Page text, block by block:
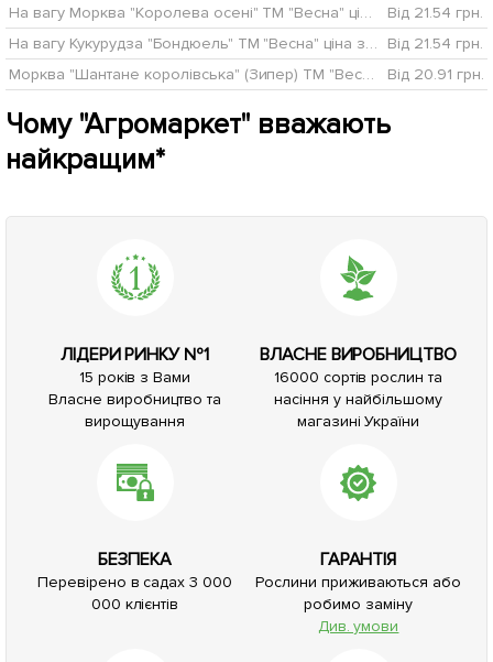
На вагу Морква "Королева осені" ТМ "Весна" ціна за 10г
Від 21.54 грн.
На вагу Кукурудза "Бондюель" ТМ "Весна" ціна за 40г
Від 21.54 грн.
Морква "Шантане королівська" (Зипер) ТМ "Весна" 5г
Від 20.91 грн.
Чому "Агромаркет" вважають
найкращим*
ЛІДЕРИ РИНКУ №1
15 років з Вами
Власне виробництво та
вирощування
ВЛАСНЕ ВИРОБНИЦТВО
16000 сортів рослин та
насіння у найбільшому
магазині України
БЕЗПЕКА
Перевірено в садах 3 000
000 клієнтів
ГАРАНТІЯ
Рослини приживаються або
робимо заміну
Див. умови